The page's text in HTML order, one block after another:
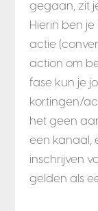
gegaan, zit
Hierin ben
actie
action om
fase kun je
kortingen/
het geen
een kanaal,
inschrijven
gelden als